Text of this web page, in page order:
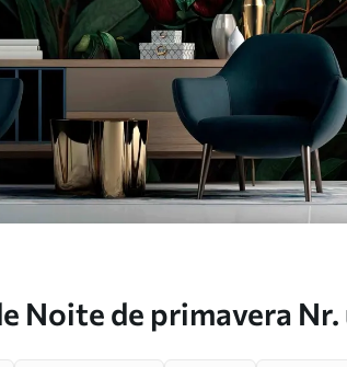
Noite de primavera